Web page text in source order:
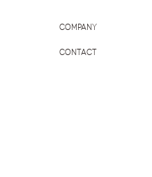
COMPANY
CONTACT